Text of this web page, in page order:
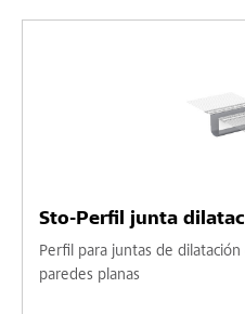
Sto-Perfil junta
Perfil para juntas de
paredes planas